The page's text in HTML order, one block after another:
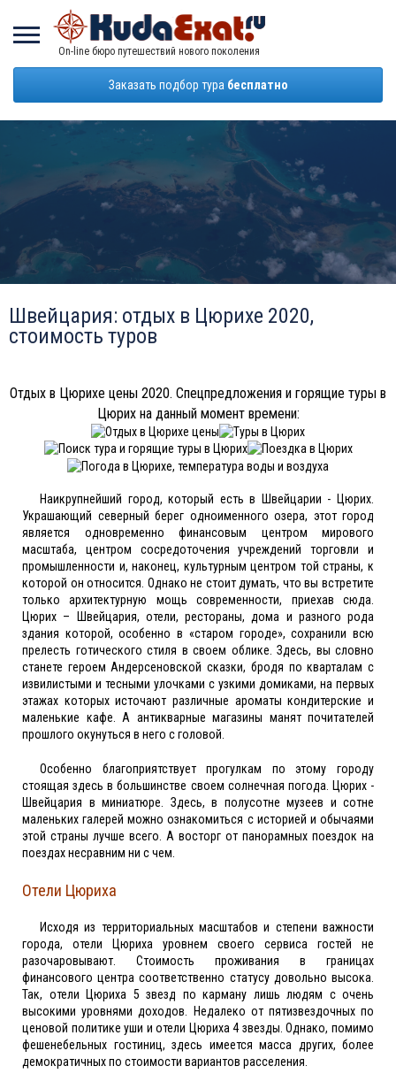
On-line бюро путешествий нового поколения
Заказать подбор тура бесплатно
Швейцария: отдых в Цюрихе 2020,
стоимость туров
Отдых в Цюрихе цены 2020. Спецпредложения и горящие туры в
Цюрих на данный момент времени:
Наикрупнейший город, который есть в Швейцарии - Цюрих.
Украшающий северный берег одноименного озера, этот город
является одновременно финансовым центром мирового
масштаба, центром сосредоточения учреждений торговли и
промышленности и, наконец, культурным центром той страны, к
которой он относится. Однако не стоит думать, что вы встретите
только архитектурную мощь современности, приехав сюда.
Цюрих – Швейцария, отели, рестораны, дома и разного рода
здания которой, особенно в «старом городе», сохранили всю
прелесть готического стиля в своем облике. Здесь, вы словно
станете героем Андерсеновской сказки, бродя по кварталам с
извилистыми и тесными улочками с узкими домиками, на первых
этажах которых источают различные ароматы кондитерские и
маленькие кафе. А антикварные магазины манят почитателей
прошлого окунуться в него с головой.
Особенно благоприятствует прогулкам по этому городу
стоящая здесь в большинстве своем солнечная погода. Цюрих -
Швейцария в миниатюре. Здесь, в полусотне музеев и сотне
маленьких галерей можно ознакомиться с историей и обычаями
этой страны лучше всего. А восторг от панорамных поездок на
поездах несравним ни с чем.
Отели Цюриха
Исходя из территориальных масштабов и степени важности
города, отели Цюриха уровнем своего сервиса гостей не
разочаровывают. Стоимость проживания в границах
финансового центра соответственно статусу довольно высока.
Так, отели Цюриха 5 звезд по карману лишь людям с очень
высокими уровнями доходов. Недалеко от пятизвездочных по
ценовой политике уши и отели Цюриха 4 звезды. Однако, помимо
фешенебельных гостиниц, здесь имеется масса других, более
демократичных по стоимости вариантов расселения.